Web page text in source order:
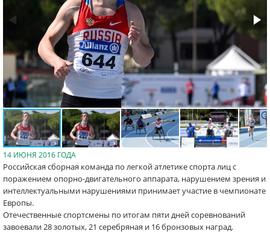
14 ИЮНЯ 2016 ГОДА
Российская сборная команда по легкой атлетике спорта лиц с
поражением опорно-двигательного аппарата, нарушением зрения и
интеллектуальными нарушениями принимает участие в чемпионате
Европы.
Отечественные спортсмены по итогам пяти дней соревнований
завоевали 28 золотых, 21 серебряная и 16 бронзовых наград.